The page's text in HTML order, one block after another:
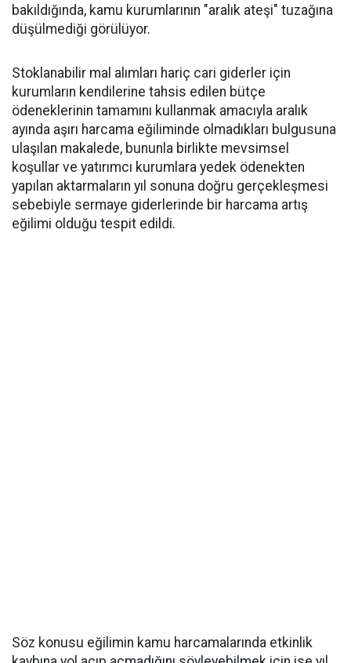
bakıldığında, kamu kurumlarının "aralık ateşi" tuzağına
düşülmediği görülüyor.
Stoklanabilir mal alımları hariç cari giderler için
kurumların kendilerine tahsis edilen bütçe
ödeneklerinin tamamını kullanmak amacıyla aralık
ayında aşırı harcama eğiliminde olmadıkları bulgusuna
ulaşılan makalede, bununla birlikte mevsimsel
koşullar ve yatırımcı kurumlara yedek ödenekten
yapılan aktarmaların yıl sonuna doğru gerçekleşmesi
sebebiyle sermaye giderlerinde bir harcama artış
eğilimi olduğu tespit edildi.
Söz konusu eğilimin kamu harcamalarında etkinlik